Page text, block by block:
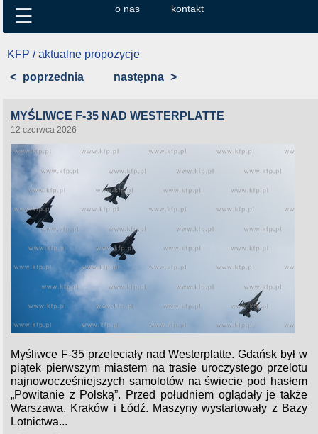
o nas kontakt
☰
KFP / aktualne propozycje
< poprzednia następna >
MYŚLIWCE F-35 NAD WESTERPLATTE
12 czerwca 2026
Myśliwce F-35 przeleciały nad Westerplatte. Gdańsk był w
piątek pierwszym miastem na trasie uroczystego przelotu
najnowocześniejszych samolotów na świecie pod hasłem
„Powitanie z Polską”. Przed południem oglądały je także
Warszawa, Kraków i Łódź. Maszyny wystartowały z Bazy
Lotnictwa...